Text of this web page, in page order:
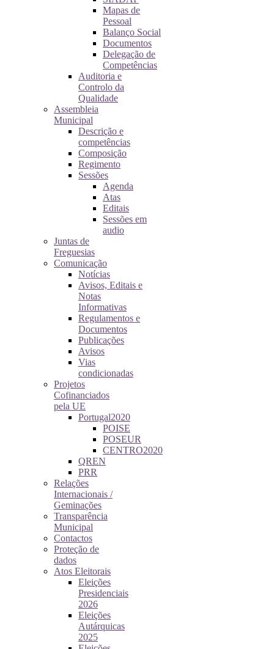
Mapas de
Pessoal
Balanço Social
Documentos
Delegação de
Competências
Auditoria e
Controlo da
Qualidade
Assembleia
Municipal
Descrição e
competências
Composição
Regimento
Sessões
Agenda
Atas
Editais
Sessões em
audio
Juntas de
Freguesias
Comunicação
Notícias
Avisos, Editais e
Notas
Informativas
Regulamentos e
Documentos
Publicações
Avisos
Vias
condicionadas
Projetos
Cofinanciados
pela UE
Portugal2020
POISE
POSEUR
CENTRO2020
QREN
PRR
Relações
Internacionais /
Geminações
Transparência
Municipal
Contactos
Proteção de
dados
Atos Eleitorais
Eleições
Presidenciais
2026
Eleições
Autárquicas
2025